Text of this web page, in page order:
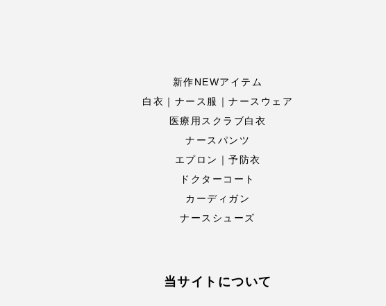
新作NEWアイテム
白衣｜ナース服｜ナースウェア
医療用スクラブ白衣
ナースパンツ
エプロン｜予防衣
ドクターコート
カーディガン
ナースシューズ
当サイトについて